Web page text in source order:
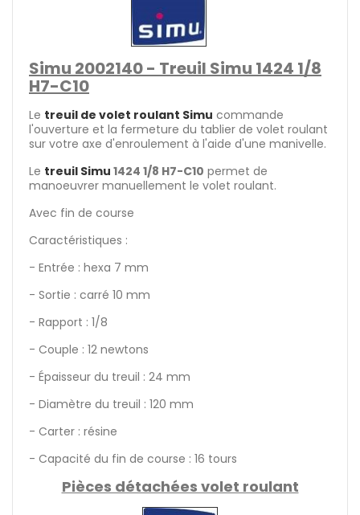
Simu 2002140 - Treuil Simu 1424 1/8
H7-C10
Le treuil de volet roulant Simu commande
l'ouverture et la fermeture du tablier de volet roulant
sur votre axe d'enroulement à l'aide d'une manivelle.
Le treuil Simu 1424 1/8 H7-C10 permet de
manoeuvrer manuellement le volet roulant.
Avec fin de course
Caractéristiques :
- Entrée : hexa 7 mm
- Sortie : carré 10 mm
- Rapport : 1/8
- Couple : 12 newtons
- Épaisseur du treuil : 24 mm
- Diamètre du treuil : 120 mm
- Carter : résine
- Capacité du fin de course : 16 tours
Pièces détachées volet roulant